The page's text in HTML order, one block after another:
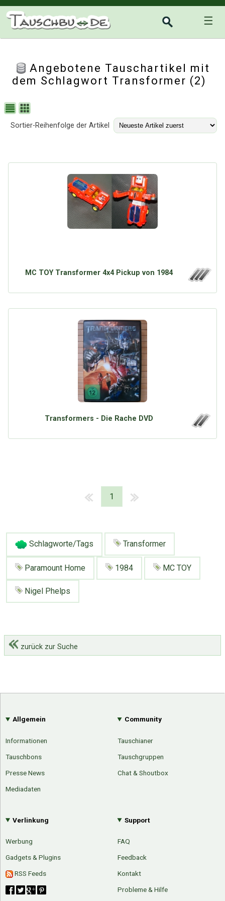
☰
Angebotene Tauschartikel mit
dem Schlagwort Transformer (2)
Sortier-Reihenfolge der Artikel
MC TOY Transformer 4x4 Pickup von 1984
Transformers - Die Rache DVD
1
Schlagworte/Tags Transformer
Paramount Home 1984 MC TOY
Nigel Phelps
zurück zur Suche
Allgemein
Informationen
Tauschbons
Presse News
Mediadaten
Community
Tauschianer
Tauschgruppen
Chat & Shoutbox
Verlinkung
Werbung
Gadgets & Plugins
RSS Feeds
Support
FAQ
Feedback
Kontakt
Probleme & Hilfe